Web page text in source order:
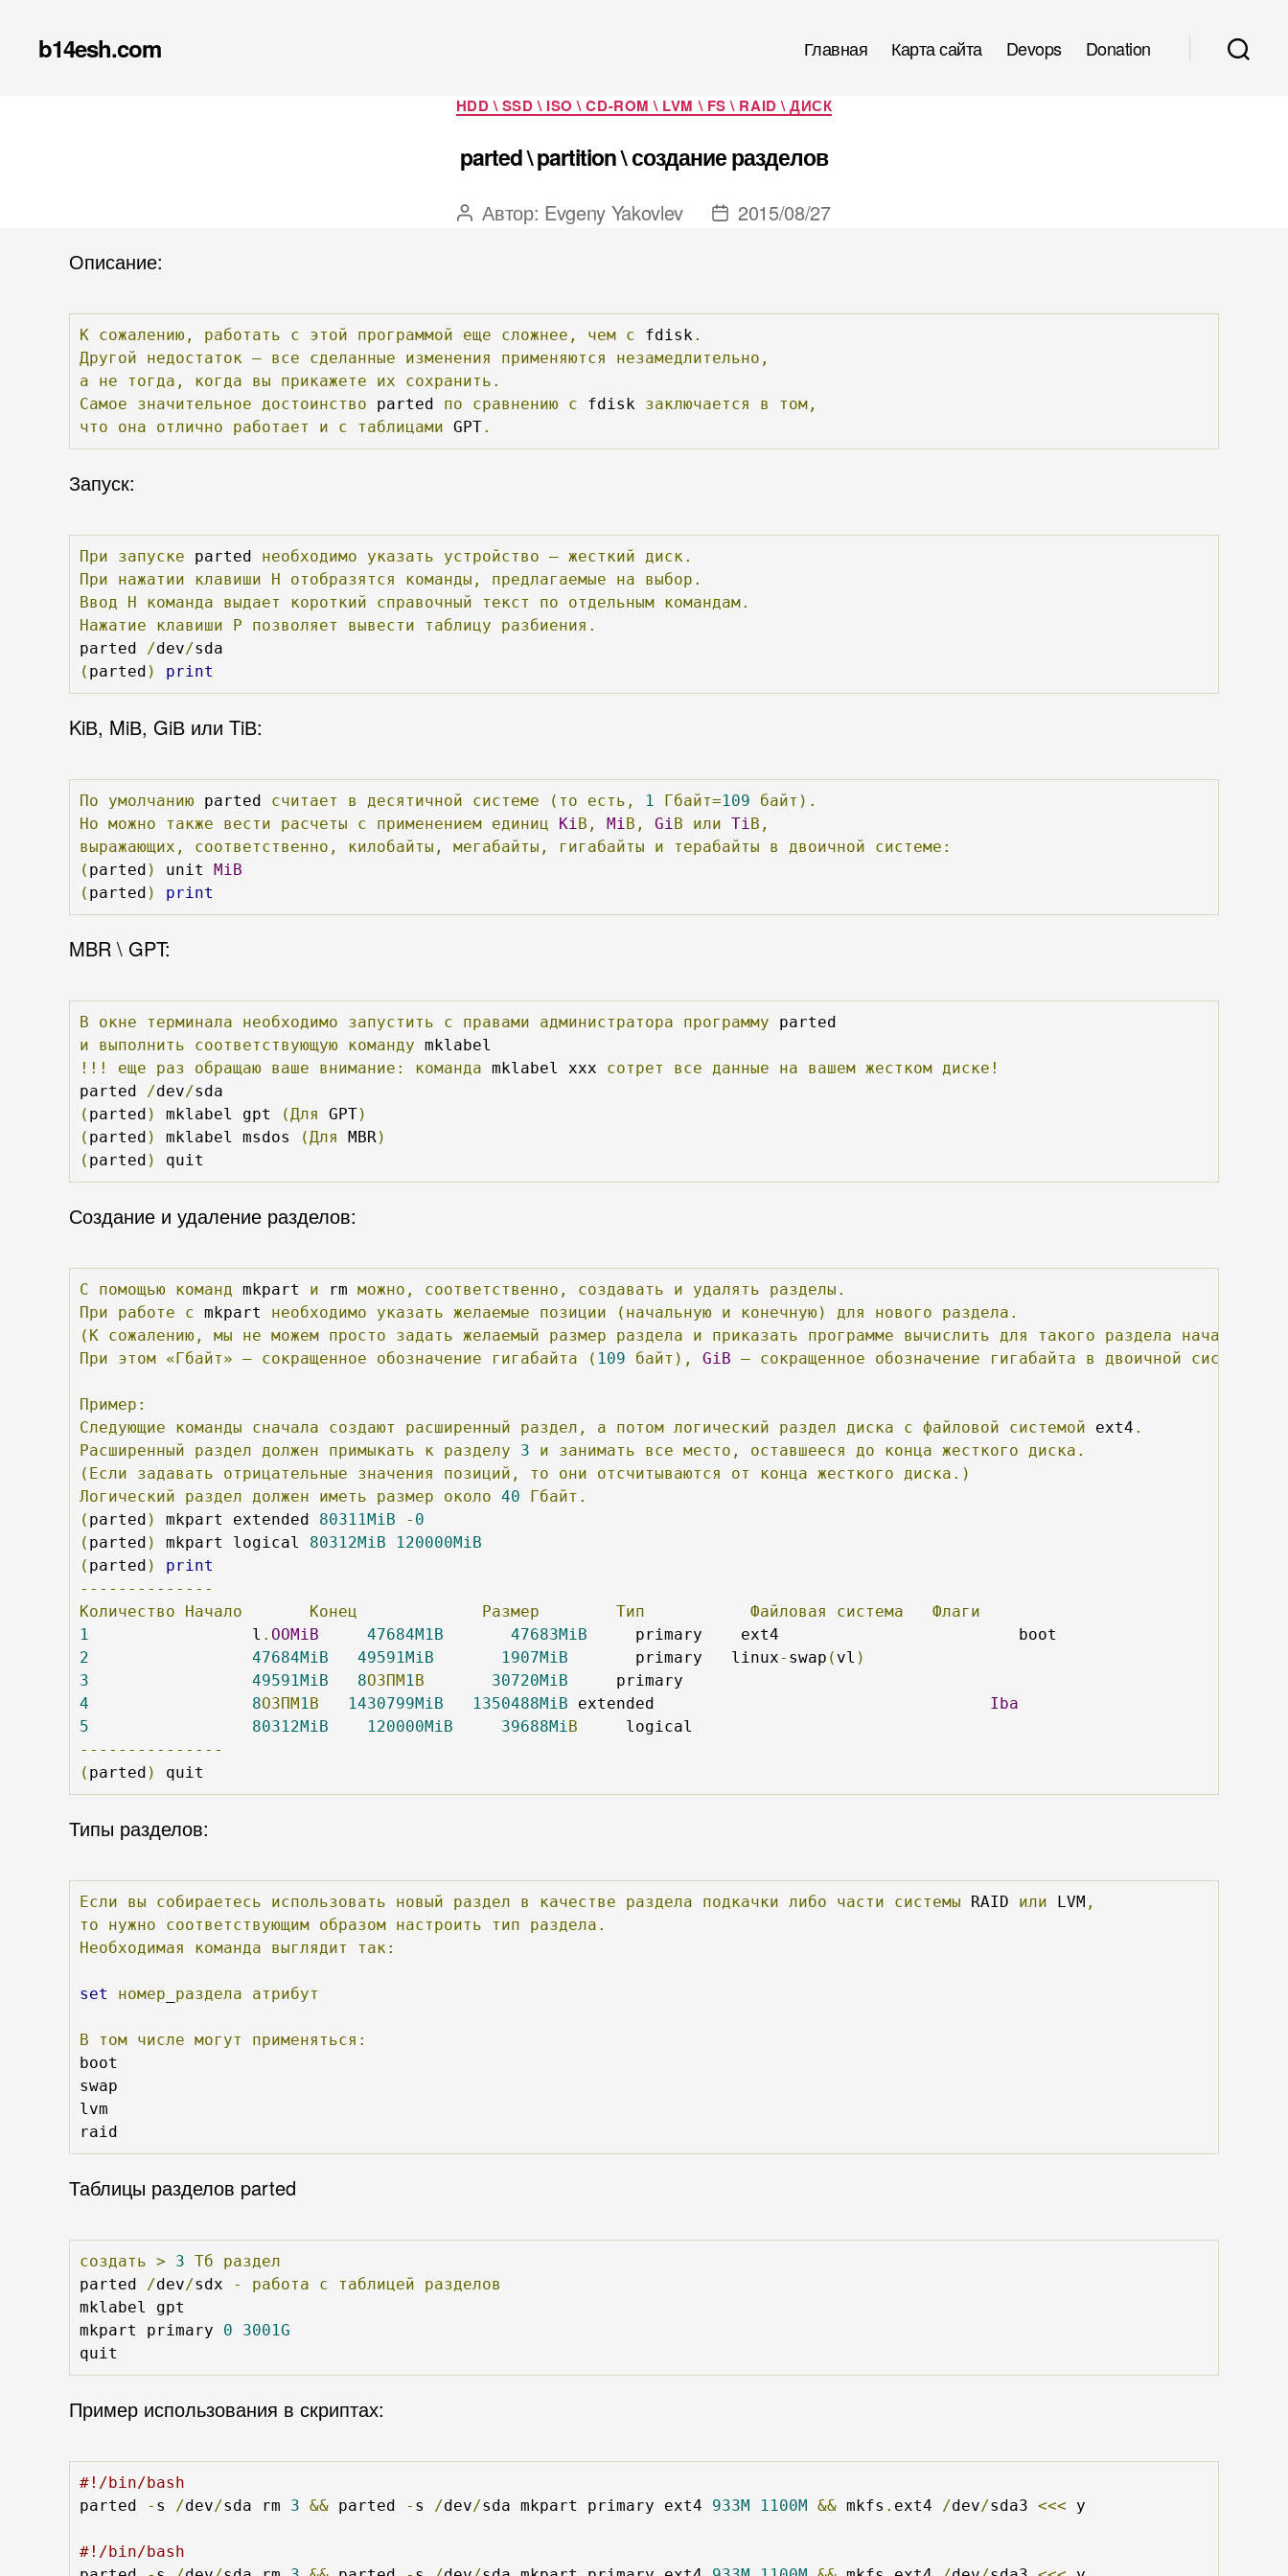
b14esh.com Главная Карта сайта Devops
Donation
Рубрики
HDD \ SSD \ ISO \ CD-ROM \ LVM \ FS \ RAID \ ДИСК
parted \ partition \ создание разделов
Автор
Автор: Evgeny Yakovlev
Дата2015/08/27
Описание:
К сожалению, работать с этой программой еще сложнее, чем с fdisk .
Другой
недостаток — все сделанные изменения применяются
незамедлительно,
а
не тогда, когда вы прикажете их
сохранить.
Самое
значительное достоинство parted по сравнению с fdisk заключается в
том,
что
она отлично работает и с таблицами GPT.
Запуск:
При запуске parted необходимо указать устройство — жесткий
диск.
При
нажатии клавиши Н отобразятся команды, предлагаемые на
выбор.
Ввод
Н команда выдает короткий справочный текст по отдельным командам.
Нажатие
клавиши Р позволяет вывести таблицу
разбиения.
parted
/dev/
( parted ) print
KiВ, MiВ, GiВ или TiВ:
По умолчанию parted считает в десятичной системе (то есть, 1 Гбайт=109
байт).
Но можно также вести расчеты с применением единиц Ki В, Mi В, Gi В или Ti В,
выражающих,
соответственно, килобайты, мегабайты, гигабайты и терабайты в двоичной
системе:
( parted ) unit MiB
( parted ) print
MBR \ GPT:
В окне терминала необходимо запустить с правами администратора программу
и
выполнить соответствующую команду
!!!
еще раз обращаю ваше внимание: команда mklabel xxx сотрет все данные на вашем жестком диске!
parted
/dev/
( parted ) mklabel gpt (Для GPT)
( parted ) mklabel msdos (Для MBR )
( parted ) quit
Создание и удаление разделов:
С помощью команд mkpart и rm можно, соответственно, создавать и удалять
разделы.
При
работе с mkpart необходимо указать желаемые позиции (начальную и конечную) для нового
раздела.
(К сожалению, мы не можем просто задать желаемый размер раздела и приказать программе вычислить для такого раздела начальную
При
этом «Гбайт» — сокращенное обозначение гигабайта ( 109 байт), GiB — сокращенное обозначение гигабайта в двоичной системе
Пример:
Следующие
команды сначала создают расширенный раздел, а потом логический раздел диска с файловой системой ext4 .
Расширенный
раздел должен примыкать к разделу 3 и занимать все место, оставшееся до конца жесткого
диска.
(Если
задавать отрицательные значения позиций, то они отсчитываются от конца жесткого
диска.)
Логический
раздел должен иметь размер около 40
Гбайт.
( parted ) mkpart extended 80311MiB - 0
( parted ) mkpart logical 80312MiB
120000MiB
( parted )
print
--------------
Количество
Начало Конец Размер Тип Файловая система
Флаги
1
                 l
. OOMiB 47684M1B 47683MiB
2
47684MiB 49591MiB 1907MiB
       primary   linux
- swap ( vl )
3
49591MiB 8ОЗПМ1 В 30720MiB
4
8ОЗПМ1 В 1430799MiB 1350488MiB extended Iba
5
80312MiB 120000MiB 39688Mi В
---------------
( parted )
Типы разделов:
Если вы собираетесь использовать новый раздел в качестве раздела подкачки либо части системы RAID или LVM ,
то
нужно соответствующим образом настроить тип
раздела.
Необходимая
команда выглядит так:
set номер раздела атрибут
В том числе могут
применяться:
boot
swap
lvm
Таблицы разделов parted
создать > 3 Тб
раздел
parted
/dev/sdx - работа с таблицей
разделов
mklabel gpt
mkpart primary 0
3001G
quit
Пример использования в скриптах:
#!/bin/bash
parted
- s /dev/sda rm 3 && parted - s /dev/sda mkpart primary ext4 933M 1100M && mkfs . ext4 /dev/sda3 <<< y
#!/bin/bash